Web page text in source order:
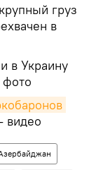
груз
в
в Украину
видео